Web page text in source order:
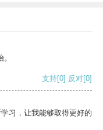
支持[0] 反对[0]
习，让我能够取得更好的